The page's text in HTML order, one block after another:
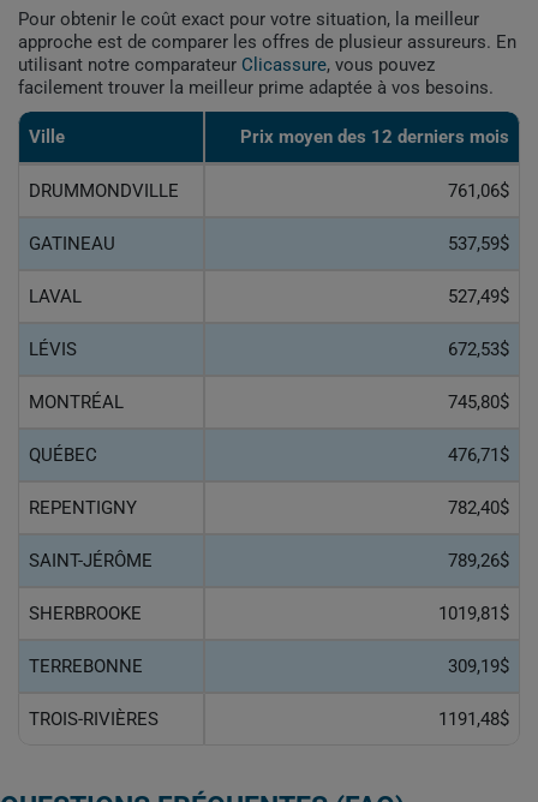
Pour obtenir le coût exact pour votre situation, la meilleur
approche est de comparer les offres de plusieur assureurs. En
utilisant notre comparateur Clicassure, vous pouvez
facilement trouver la meilleur prime adaptée à vos besoins.
Ville Prix ​​moyen des 12 derniers mois
DRUMMONDVILLE 761,06$
GATINEAU 537,59$
LAVAL 527,49$
LÉVIS 672,53$
MONTRÉAL 745,80$
QUÉBEC 476,71$
REPENTIGNY 782,40$
SAINT-JÉRÔME 789,26$
SHERBROOKE 1019,81$
TERREBONNE 309,19$
TROIS-RIVIÈRES 1191,48$